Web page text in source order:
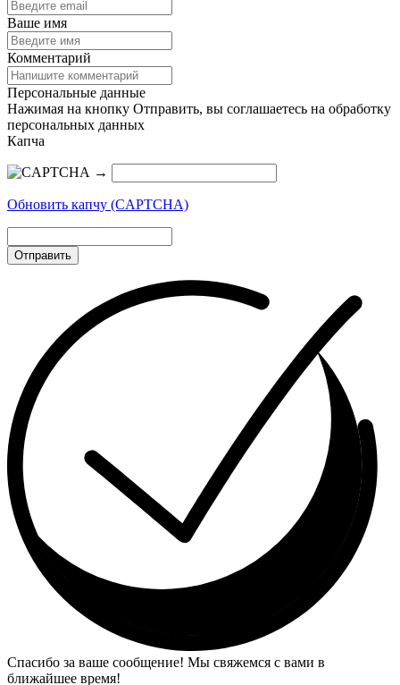
Ваше имя
Комментарий
Персональные данные
Нажимая на кнопку Отправить, вы соглашаетесь на обработку
персональных данных
Капча
→
Обновить капчу (CAPTCHA)
Отправить
Спасибо за ваше сообщение! Мы свяжемся с вами в
ближайшее время!